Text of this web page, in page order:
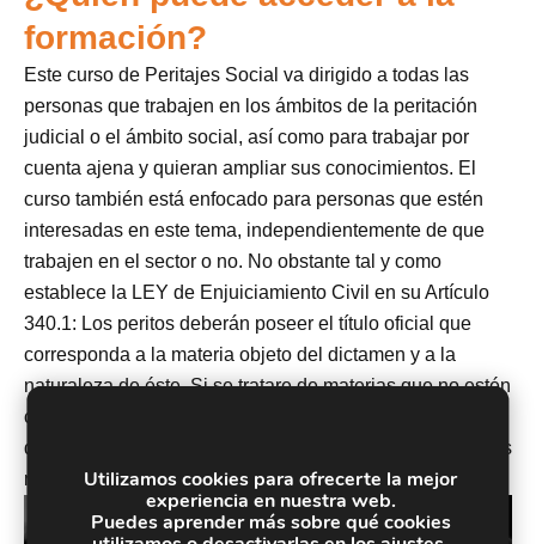
formación?
Este curso de Peritajes Social va dirigido a todas las
personas que trabajen en los ámbitos de la peritación
judicial o el ámbito social, así como para trabajar por
cuenta ajena y quieran ampliar sus conocimientos. El
curso también está enfocado para personas que estén
interesadas en este tema, independientemente de que
trabajen en el sector o no. No obstante tal y como
establece la LEY de Enjuiciamiento Civil en su Artículo
340.1: Los peritos deberán poseer el título oficial que
corresponda a la materia objeto del dictamen y a la
naturaleza de éste. Si se tratare de materias que no estén
comprendidas en títulos profesionales oficiales, habrán
de ser nombrados entre personas entendidas en aquellas
materias.Utilizamos cookies para ofrecerte la mejor
experiencia en nuestra web.
Puedes aprender más sobre qué cookies